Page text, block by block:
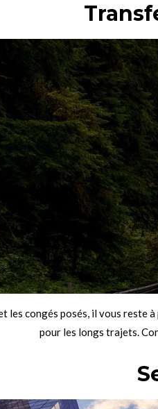
les congés posés, il vous
pour les longs trajets.